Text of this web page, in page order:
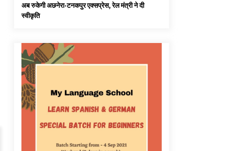
अब रुकेगी अछनेरा-टनकपुर एक्सप्रेस, रेल मंत्री ने दी
स्वीकृति